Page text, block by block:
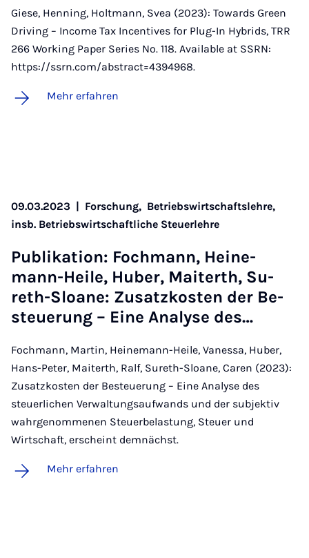
Giese, Henning, Holtmann, Svea (2023): Towards Green
Driving – Income Tax Incentives for Plug-In Hybrids, TRR
266 Working Paper Series No. 118. Available at SSRN:
https://ssrn.com/abstract=4394968.
Mehr erfahren
09.03.2023 | Forschung, Betriebswirtschaftslehre,
insb. Betriebswirtschaftliche Steuerlehre
Pu­bli­ka­ti­on: Foch­mann, Hei­ne­
mann-Hei­le, Hu­ber, Mai­terth, Su­
reth-Slo­a­ne: Zu­satz­kos­ten der Be­
steu­e­rung – Ei­ne Ana­ly­se des…
Fochmann, Martin, Heinemann-Heile, Vanessa, Huber,
Hans-Peter, Maiterth, Ralf, Sureth-Sloane, Caren (2023):
Zusatzkosten der Besteuerung – Eine Analyse des
steuerlichen Verwaltungsaufwands und der subjektiv
wahrgenommenen Steuerbelastung, Steuer und
Wirtschaft, erscheint demnächst.
Mehr erfahren